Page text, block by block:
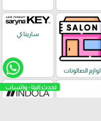
تحدث الينا - واتساب
لوازم الصالونات
سارينا كي